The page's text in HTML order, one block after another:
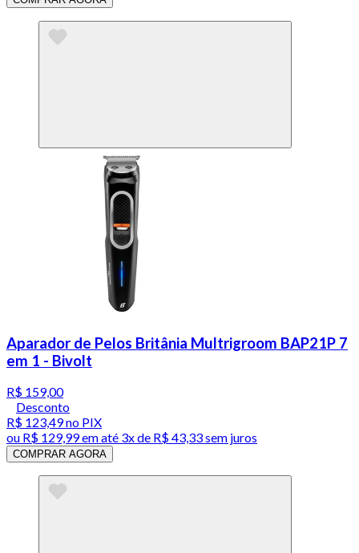
Aparador de Pelos Britânia Multrigroom BAP21P 7
em 1 - Bivolt
R$ 159,00
Desconto
R$ 123,49no PIX
ou R$ 129,99em até 3x de R$ 43,33 sem juros
COMPRAR AGORA